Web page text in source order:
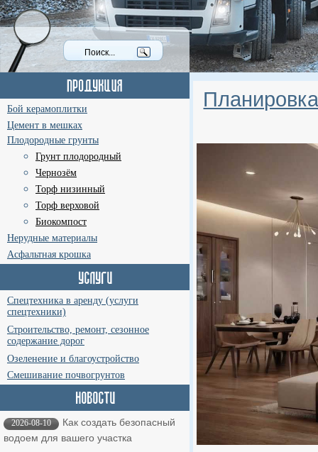
Бой керамоплитки
Цемент в мешках
Плодородные грунты
Грунт плодородный
Чернозём
Торф низинный
Торф верховой
Биокомпост
Нерудные материалы
Асфальтная крошка
Спецтехника в аренду (услуги
спецтехники)
Строительство, ремонт, сезонное
содержание дорог
Озеленение и благоустройство
Смешивание почвогрунтов
2026-08-10
Как создать безопасный
водоем для вашего участка